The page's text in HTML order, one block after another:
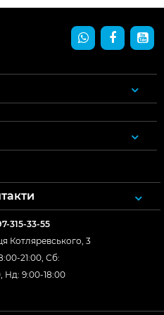
315-33-55
Котляревського, 3
21:00, Сб:
Нд: 9:00-18:00